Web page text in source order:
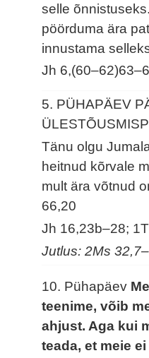
selle
pöörduma ära
innustama
Jh
5. PÜHAPÄEV
Tänu olgu
heitnud kõrvale
mult ära võtnud
66,20
Jh 16,23b–28;
Jutlus: 2Ms
10. Pühapäev
teenime, võib
ahjust. Aga kui
teada, et meie